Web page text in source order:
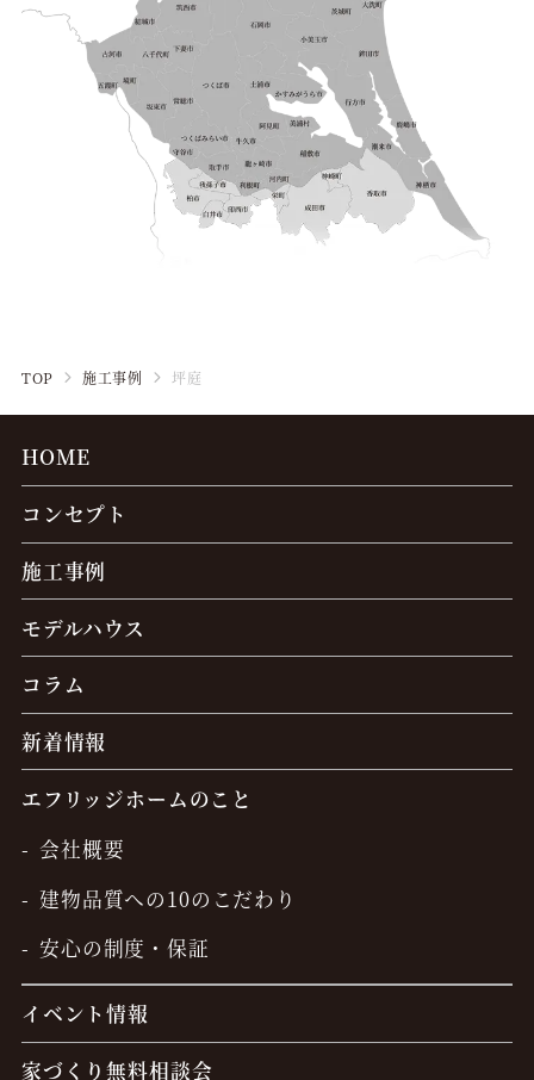
TOP 施工事例 坪庭
HOME
コンセプト
施工事例
モデルハウス
コラム
新着情報
エフリッジホームのこと
会社概要
建物品質への10のこだわり
安心の制度・保証
イベント情報
家づくり無料相談会